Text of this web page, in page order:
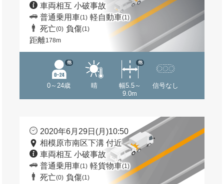
車両相互 小破事故
普通乗用車(1) 軽自動車(1)
死亡(0) 負傷(1)
距離178m
0～24歳
他
晴
幅5.5～
9.0m
他
信号なし
2020年6月29日(月)10:50
相模原市南区下溝 付近
車両相互 小破事故
普通乗用車(1) 軽貨物車(1)
死亡(0) 負傷(1)